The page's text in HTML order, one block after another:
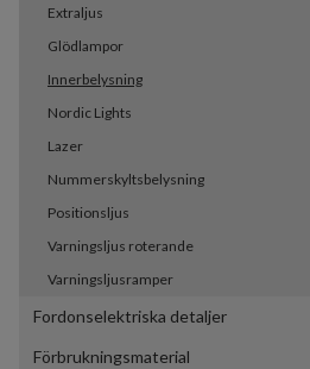
Extraljus
Glödlampor
Innerbelysning
Nordic Lights
Lazer
Nummerskyltsbelysning
Positionsljus
Varningsljus roterande
Varningsljusramper
Fordonselektriska detaljer
Förbrukningsmaterial